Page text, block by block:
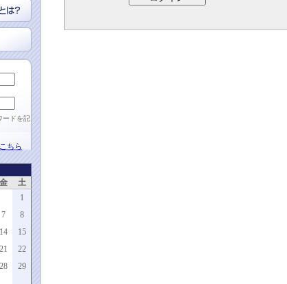
ードを記
ちら
金
土
1
7
8
14
15
21
22
28
29